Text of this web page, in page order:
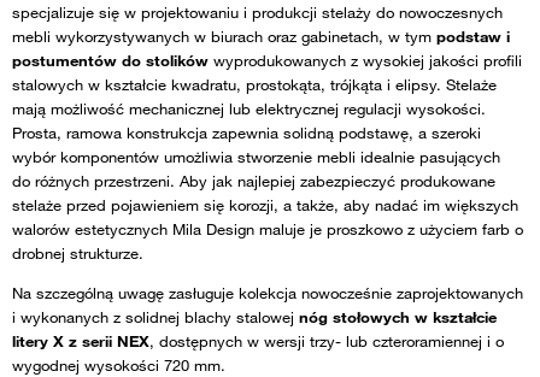
specjalizuje się w projektowaniu i produkcji stelaży do nowoczesnych
mebli wykorzystywanych w biurach oraz gabinetach, w tym podstaw i
postumentów do stolików wyprodukowanych z wysokiej jakości profili
stalowych w kształcie kwadratu, prostokąta, trójkąta i elipsy. Stelaże
mają możliwość mechanicznej lub elektrycznej regulacji wysokości.
Prosta, ramowa konstrukcja zapewnia solidną podstawę, a szeroki
wybór komponentów umożliwia stworzenie mebli idealnie pasujących
do różnych przestrzeni. Aby jak najlepiej zabezpieczyć produkowane
stelaże przed pojawieniem się korozji, a także, aby nadać im większych
walorów estetycznych Mila Design maluje je proszkowo z użyciem farb o
drobnej strukturze.
Na szczególną uwagę zasługuje kolekcja nowocześnie zaprojektowanych
i wykonanych z solidnej blachy stalowej nóg stołowych w kształcie
litery X z serii NEX, dostępnych w wersji trzy- lub czteroramiennej i o
wygodnej wysokości 720 mm.